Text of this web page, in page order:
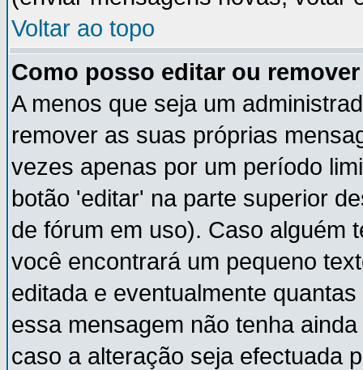
Voltar ao topo
Como posso editar ou
A menos que seja um
remover as suas próprias
vezes apenas por um período
botão 'editar' na parte superior
de fórum em uso). Caso alguém
você encontrará um pequeno
editada e eventualmente
essa mensagem não tenha
caso a alteração seja efectuada